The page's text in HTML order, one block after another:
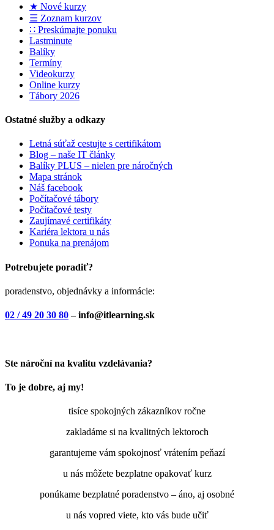
★ Nové kurzy
☰ Zoznam kurzov
∷ Preskúmajte ponuku
Lastminute
Balíky
Termíny
Videokurzy
Online kurzy
Tábory 2026
Ostatné služby a odkazy
Letná súťaž cestujte s certifikátom
Blog – naše IT články
Balíky PLUS – nielen pre náročných
Mapa stránok
Náš facebook
Počítačové tábory
Počítačové testy
Zaujímavé certifikáty
Kariéra lektora u nás
Ponuka na prenájom
Potrebujete poradiť?
poradenstvo, objednávky a informácie:
02 / 49 20 30 80– info@itlearning.sk
Ste nároční na kvalitu vzdelávania?
To je dobre, aj my!
tisíce spokojných zákazníkov ročne
zakladáme si na kvalitných lektoroch
garantujeme vám spokojnosť vrátením peňazí
u nás môžete bezplatne opakovať kurz
ponúkame bezplatné poradenstvo – áno, aj osobné
u nás vopred viete, kto vás bude učiť